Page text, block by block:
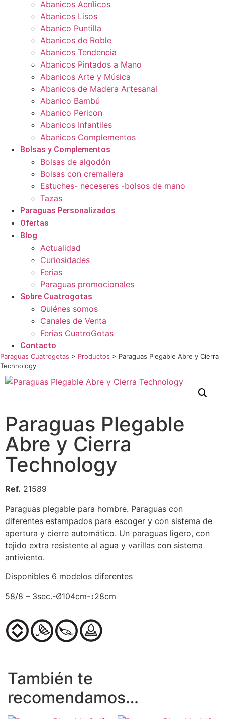
Abanicos Acrílicos
Abanicos Lisos
Abanico Puntilla
Abanicos de Roble
Abanicos Tendencia
Abanicos Pintados a Mano
Abanicos Arte y Música
Abanicos de Madera Artesanal
Abanico Bambú
Abanico Pericon
Abanicos Infantiles
Abanicos Complementos
Bolsas y Complementos
Bolsas de algodón
Bolsas con cremallera
Estuches- neceseres -bolsos de mano
Tazas
Paraguas Personalizados
Ofertas
Blog
Actualidad
Curiosidades
Ferias
Paraguas promocionales
Sobre Cuatrogotas
Quiénes somos
Canales de Venta
Ferias CuatroGotas
Contacto
Paraguas Cuatrogotas > Productos > Paraguas Plegable Abre y Cierra
Technology
Paraguas Plegable
Abre y Cierra
Technology
Ref. 21589
Paraguas plegable para hombre. Paraguas con
diferentes estampados para escoger y con sistema de
apertura y cierre automático. Un paraguas ligero, con
tejido extra resistente al agua y varillas con sistema
antiviento.
Disponibles 6 modelos diferentes
58/8 – 3sec.-Ø104cm-↨28cm
También te
recomendamos…